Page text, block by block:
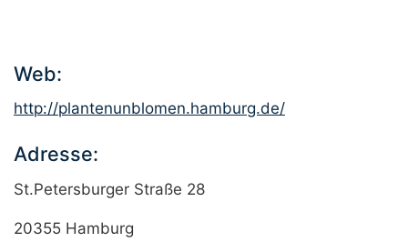
Web:
http://plantenunblomen.hamburg.de/
Adresse:
St.Petersburger Straße 28
20355 Hamburg